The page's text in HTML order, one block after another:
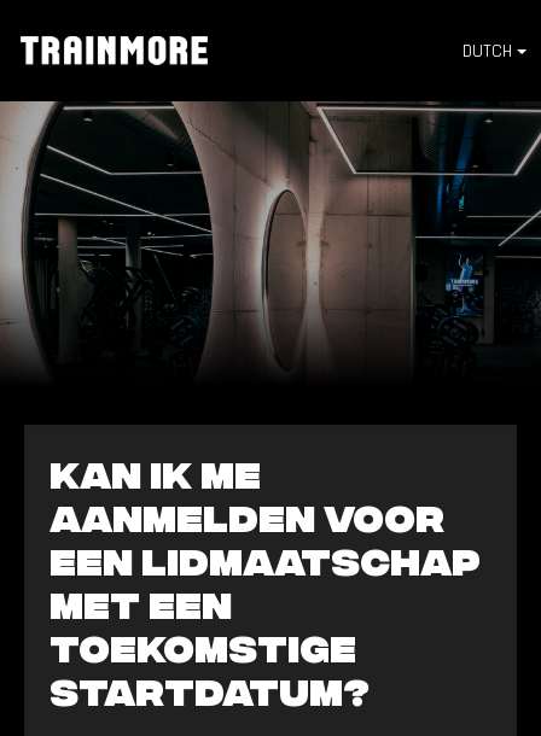
DUTCH
Kan ik me
aanmelden voor
een lidmaatschap
met een
toekomstige
startdatum?